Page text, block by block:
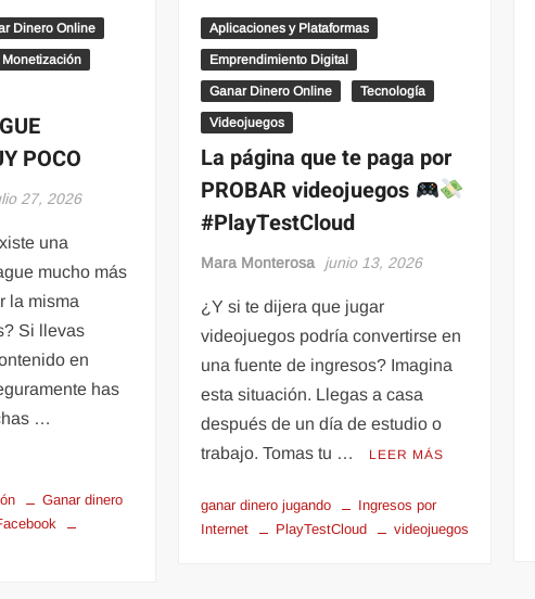
Dinero Online
Monetización
POCO
27, 2026
una
mucho más
la misma
Si llevas
en
has
…
Ganar dinero
Aplicaciones y Plataformas
Emprendimiento Digital
Ganar Dinero Online Tecnología
Videojuegos
La página que te paga por
PROBAR videojuegos
#PlayTestCloud
Mara Monterosa junio 13, 2026
¿Y si te dijera que jugar
videojuegos podría convertirse en
una fuente de ingresos? Imagina
esta situación. Llegas a casa
después de un día de estudio o
trabajo. Tomas tu …
LEER MÁS
ganar dinero jugando
Ingresos por
Internet
PlayTestCloud videojuegos